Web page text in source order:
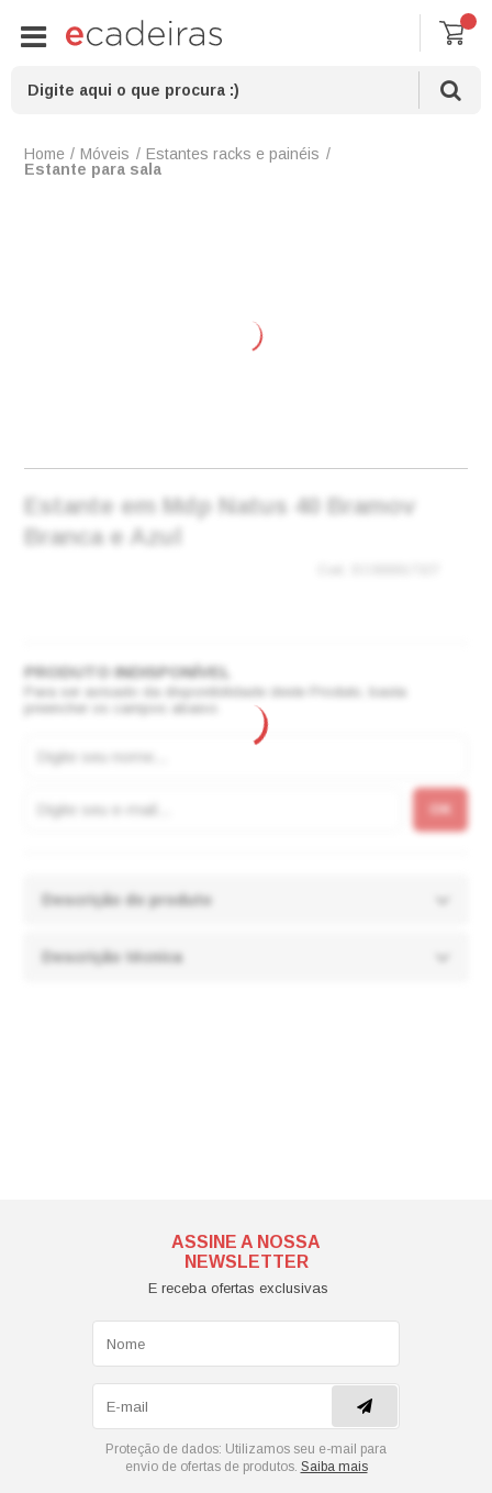
Móveis
Estantes racks e painéis
Estante para sala
Estante em Mdp Natus 40 Bramov
Branca e Azul
Para ser avisado da disponibilidade deste Produto, basta
preencher os campos abaixo.
Descrição do produto
Descrição técnica
ASSINE A NOSSA
NEWSLETTER
E receba ofertas exclusivas
Proteção de dados: Utilizamos seu e-mail para
envio de ofertas de produtos. Saiba mais